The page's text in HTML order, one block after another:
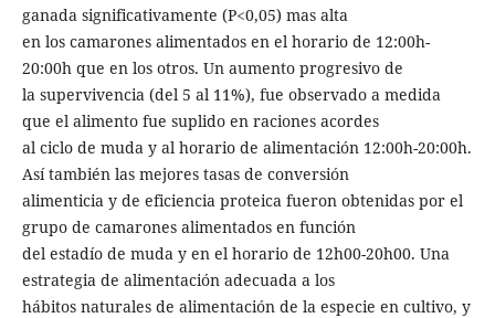
ganada significativamente (P<0,05) mas alta
en los camarones alimentados en el horario de 12:00h-
20:00h que en los otros. Un aumento progresivo de
la supervivencia (del 5 al 11%), fue observado a medida
que el alimento fue suplido en raciones acordes
al ciclo de muda y al horario de alimentación 12:00h-20:00h.
Así también las mejores tasas de conversión
alimenticia y de eficiencia proteica fueron obtenidas por el
grupo de camarones alimentados en función
del estadío de muda y en el horario de 12h00-20h00. Una
estrategia de alimentación adecuada a los
hábitos naturales de alimentación de la especie en cultivo, y